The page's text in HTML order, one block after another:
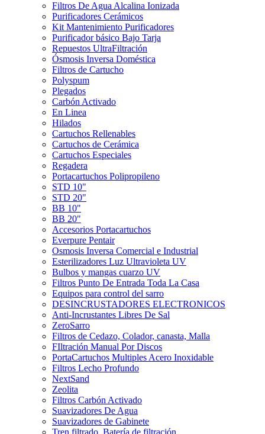
Filtros De Agua Alcalina Ionizada
Purificadores Cerámicos
Kit Mantenimiento Purificadores
Purificador básico Bajo Tarja
Repuestos UltraFiltración
Ósmosis Inversa Doméstica
Filtros de Cartucho
Polyspum
Plegados
Carbón Activado
En Linea
Hilados
Cartuchos Rellenables
Cartuchos de Cerámica
Cartuchos Especiales
Regadera
Portacartuchos Polipropileno
STD 10"
STD 20"
BB 10"
BB 20"
Accesorios Portacartuchos
Everpure Pentair
Osmosis Inversa Comercial e Industrial
Esterilizadores Luz Ultravioleta UV
Bulbos y mangas cuarzo UV
Filtros Punto De Entrada Toda La Casa
Equipos para control del sarro
DESINCRUSTADORES ELECTRONICOS
Anti-Incrustantes Libres De Sal
ZeroSarro
Filtros de Cedazo, Colador, canasta, Malla
FIltración Manual Por Discos
PortaCartuchos Multiples Acero Inoxidable
Filtros Lecho Profundo
NextSand
Zeolita
Filtros Carbón Activado
Suavizadores De Agua
Suavizadores de Gabinete
Tren filtrado, Batería de filtración